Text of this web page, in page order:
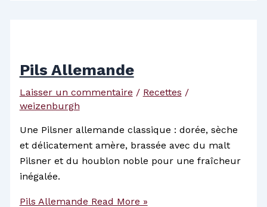
Pils Allemande
Laisser un commentaire / Recettes /
weizenburgh
Une Pilsner allemande classique : dorée, sèche
et délicatement amère, brassée avec du malt
Pilsner et du houblon noble pour une fraîcheur
inégalée.
Pils Allemande Read More »